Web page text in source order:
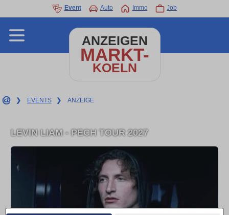
Event Auto Immo Job
ANZEIGEN
MARKT-
KOELN
❯ EVENTS ❯ ANZEIGE
LEVIN LIAM - PECH TOUR 2027